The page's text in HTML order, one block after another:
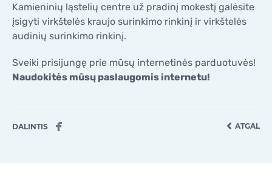
Kamieninių ląstelių centre už pradinį mokestį galėsite
įsigyti virkštelės kraujo surinkimo rinkinį ir virkštelės
audinių surinkimo rinkinį.
Sveiki prisijungę prie mūsų internetinės parduotuvės!
Naudokitės mūsų paslaugomis internetu!
DALINTIS ATGAL